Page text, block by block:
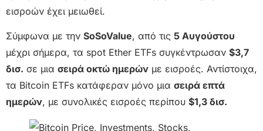
εισροών έχει μειωθεί.
Σύμφωνα με την SoSoValue, από τις 5 Αυγούστου
μέχρι σήμερα, τα spot Ether ETFs συγκέντρωσαν $3,7
δισ. σε μια σειρά οκτώ ημερών με εισροές. Αντίστοιχα,
τα Bitcoin ETFs κατάφεραν μόνο μια σειρά επτά
ημερών, με συνολικές εισροές περίπου $1,3 δισ.